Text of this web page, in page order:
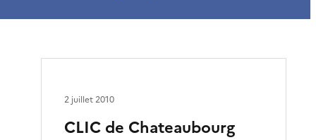
CLIC de Chateaubourg
2 juillet 2010